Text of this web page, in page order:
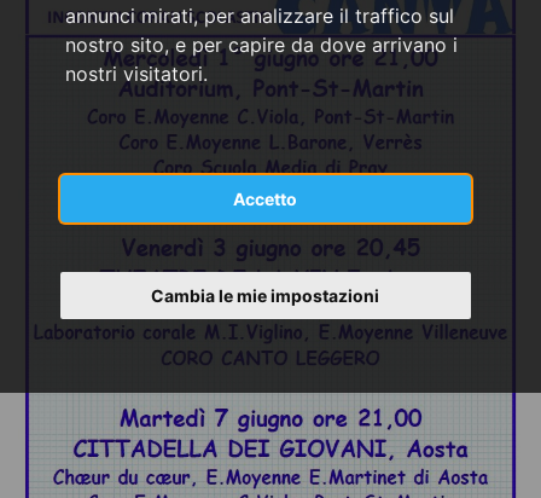
annunci mirati, per analizzare il traffico sul
nostro sito, e per capire da dove arrivano i
nostri visitatori.
Accetto
Cambia le mie impostazioni